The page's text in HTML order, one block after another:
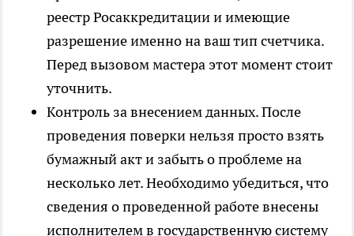
реестр Росаккредитации и имеющие
разрешение именно на ваш тип счетчика.
Перед вызовом мастера этот момент стоит
уточнить.
Контроль за внесением данных. После
проведения поверки нельзя просто взять
бумажный акт и забыть о проблеме на
несколько лет. Необходимо убедиться, что
сведения о проведенной работе внесены
исполнителем в государственную систему